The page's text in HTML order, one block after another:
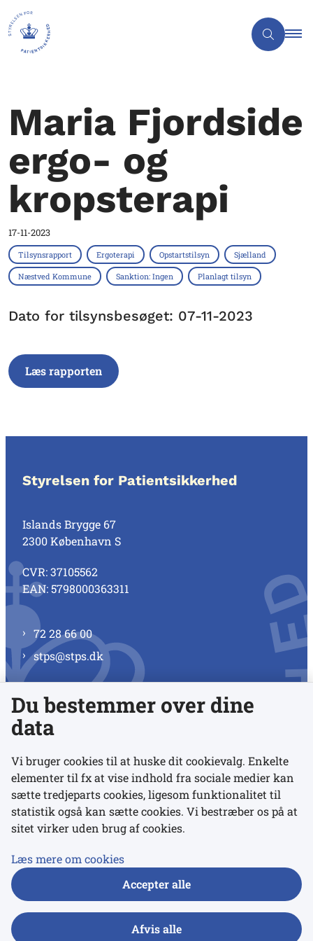
Maria Fjordside
ergo- og
kropsterapi
17-11-2023
Tilsynsrapport Ergoterapi Opstartstilsyn Sjælland
Næstved Kommune Sanktion: Ingen Planlagt tilsyn
Dato for tilsynsbesøget: 07-11-2023
Læs rapporten
Styrelsen for Patientsikkerhed
Islands Brygge 67
2300 København S
CVR: 37105562
EAN: 5798000363311
72 28 66 00
stps@stps.dk
Se alle kontaktnumre
Links
Udgivelser
Du bestemmer over dine
data
Vi bruger cookies til at huske dit cookievalg. Enkelte
elementer til fx at vise indhold fra sociale medier kan
sætte tredjeparts cookies, ligesom funktionalitet til
statistik også kan sætte cookies. Vi bestræber os på at
sitet virker uden brug af cookies.
Læs mere om cookies
Accepter alle
Afvis alle